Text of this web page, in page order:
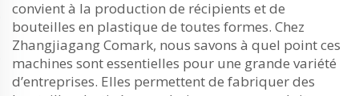
convient à la production de récipients et de
bouteilles en plastique de toutes formes. Chez
Zhangjiagang Comark, nous savons à quel point ces
machines sont essentielles pour une grande variété
d’entreprises. Elles permettent de fabriquer des